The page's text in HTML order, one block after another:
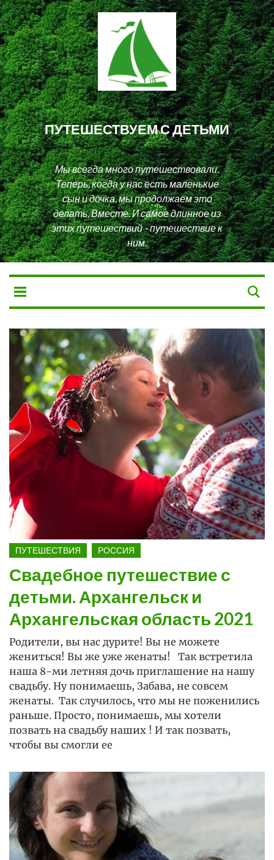
ПУТЕШЕСТВУЕМ С ДЕТЬМИ
Мы всегда много путешествовали.
Теперь, когда у нас есть маленькие
сын и дочка, мы продолжаем это
делать. Вместе. И самое длинное из
этих путешествий - путешествие к
ним.
ПУТЕШЕСТВИЯ РОССИЯ
Свадебное путешествие с
детьми. Архангельск и
Архангельская область 2021
Родители, вы нас дурите! Вы не можете
жениться! Вы же уже женаты! Так встретила
наша 8-ми летняя дочь приглашение на нашу
свадьбу. Ну понимаешь, Забава, не совсем
женаты. Так случилось, что мы не поженились
раньше. Просто, понимаешь, мы хотели
позвать на свадьбу наших ! И так позвать,
чтобы вы смогли ее